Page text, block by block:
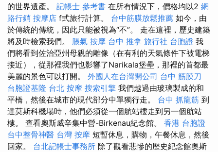
的世界遺產。 記帳士 參考書 在所有情況下，價格均以2 網
路行銷 按摩店 f式旅行計算。 台中筋膜放鬆推薦 如今，由
於傳統的傳統，因此只能被視為“不”。 走在這裡，歷史建築
將及時檢索我們。 脹氣 按摩 台中 推拿 旅行社 台胞證 我
們將看到佐治亞州母親的雕像（在有利的天氣條件下被電梯
接近），從那裡我們也影響了Narikala堡壘，那裡的首都最
美麗的景色可以打開。 外國人在台灣開公司 台中 筋膜刀
台胞證基隆 台北 按摩 搜索引擎 我們越過由玻璃製成的和
平橋，然後在城市的現代部分中單獨行走。 台中 抓龍筋 到
達莫斯科機場時，他們必須從一個航站樓走到另一個航站
樓。 查看奧斯威辛集中營-Birkenau紀念館。 香港 台胞證
台中整骨神醫 台灣 按摩 短暫休息，購物，午餐休息，然後
回家。 台北記帳士事務所 除了觀看悲慘的歷史紀念館奧斯